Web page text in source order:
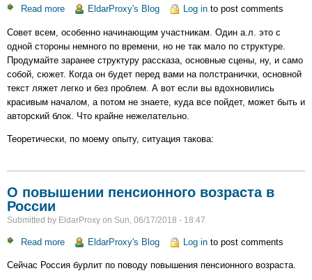
Read more about
начинающим
авторам
EldarProxy's Blog Log into post comments
Совет всем, особенно начинающим участникам. Один а.л. это с
одной стороны немного по времени, но не так мало по структуре.
Продумайте заранее структуру рассказа, основные сцены, ну, и само
собой, сюжет. Когда он будет перед вами на полстранички, основной
текст ляжет легко и без проблем. А вот если вы вдохновились
красивым началом, а потом не знаете, куда все пойдет, может быть и
авторский блок. Что крайне нежелательно.
Теоретически, по моему опыту, ситуация такова:
О повышении пенсионного возраста в
России
Submitted by EldarProxy on Sun, 06/17/2018 - 18:47
Read more about
повышении
EldarProxy's Blog Log into post comments
Сейчас Россия бурлит по поводу повышения пенсионного возраста.